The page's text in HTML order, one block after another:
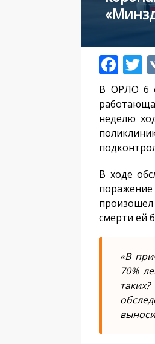
В ОРЛО 6
неделю
В ходе
смерти ей
«В
70%